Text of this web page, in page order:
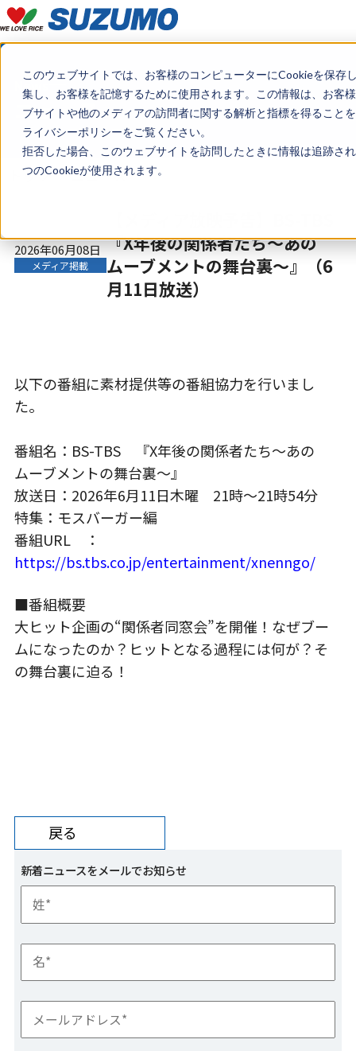
このウェブサイトでは、お客様のコンピューターにCookieを保
集し、お客様を記憶するために使用されます。この情報は、お客
ブサイトや他のメディアの訪問者に関する解析と指標を得ること
ライバシーポリシーをご覧ください。
拒否した場合、このウェブサイトを訪問したときに情報は追跡さ
つのCookieが使用されます。
News
ニュース
トップ ニュース
2026年06月08日
メディア掲載
『X年後の関係者たち〜あの
ムーブメントの舞台裏〜』（6
月11日放送）
以下の番組に素材提供等の番組協力を行いまし
た。
番組名： BS-TBS 『X年後の関係者たち〜あの
ムーブメントの舞台裏〜』
放送日：2026年6月11日木曜 21時〜21時54分
特集：モスバーガー編
番組URL ：
https://bs.tbs.co.jp/entertainment/xnenngo/
■番組概要
大ヒット企画の“関係者同窓会”を開催！なぜブー
ムになったのか？ヒットとなる過程には何が？そ
の舞台裏に迫る！
戻る
新着ニュースをメールでお知らせ